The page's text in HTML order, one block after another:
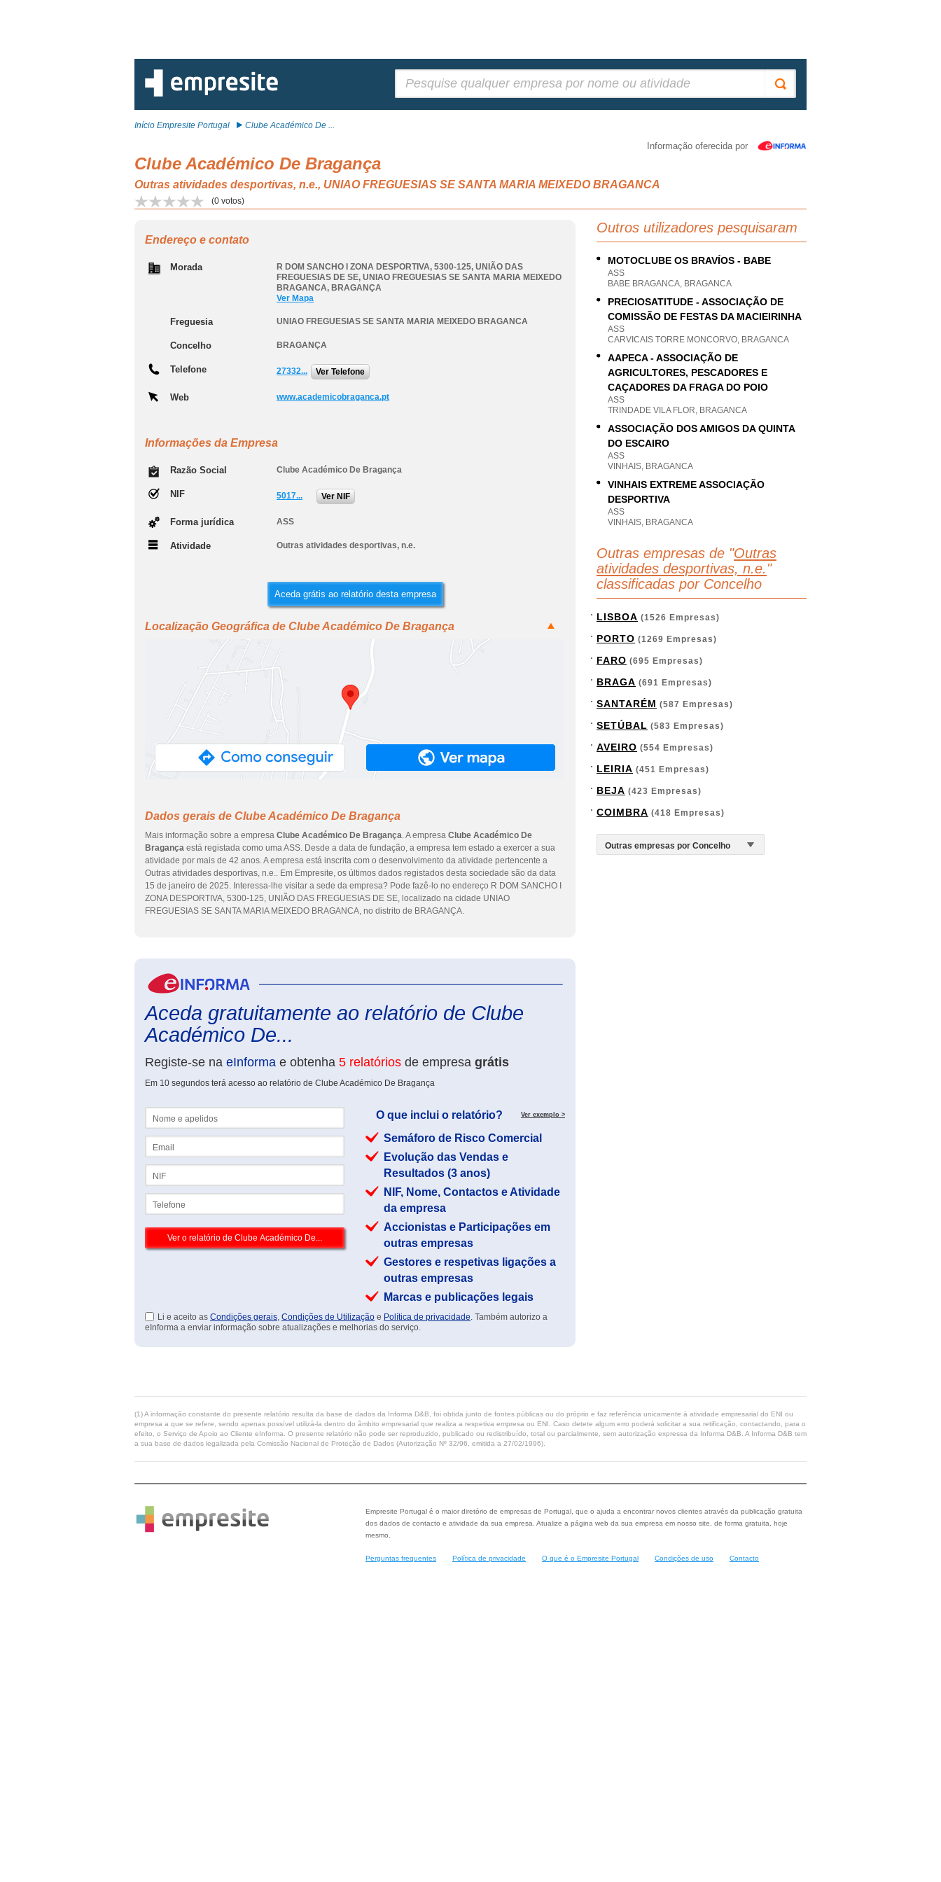
Início Empresite Portugal Clube Académico De ...
Informação oferecida por
Clube Académico De Bragança
Outras atividades desportivas, n.e., UNIAO FREGUESIAS SE SANTA MARIA MEIXEDO BRAGANCA
(0 votos)
Endereço e contato
Morada
R DOM SANCHO I ZONA DESPORTIVA, 5300-125, UNIÃO DAS
FREGUESIAS DE SE, UNIAO FREGUESIAS SE SANTA MARIA MEIXEDO
BRAGANCA, BRAGANÇA
Ver Mapa
Freguesia UNIAO FREGUESIAS SE SANTA MARIA MEIXEDO BRAGANCA
Concelho BRAGANÇA
Telefone 27332... Ver Telefone
Web www.academicobraganca.pt
Informações da Empresa
Razão Social Clube Académico De Bragança
NIF 5017... Ver NIF
Forma jurídica ASS
Atividade Outras atividades desportivas, n.e.
Aceda grátis ao relatório desta empresa
Localização Geográfica de Clube Académico De Bragança
Dados gerais de Clube Académico De Bragança
Mais informação sobre a empresa Clube Académico De Bragança. A empresa Clube Académico De
Bragança está registada como uma ASS. Desde a data de fundação, a empresa tem estado a exercer a sua
atividade por mais de 42 anos. A empresa está inscrita com o desenvolvimento da atividade pertencente a
Outras atividades desportivas, n.e.. Em Empresite, os últimos dados registados desta sociedade são da data
15 de janeiro de 2025. Interessa-lhe visitar a sede da empresa? Pode fazê-lo no endereço R DOM SANCHO I
ZONA DESPORTIVA, 5300-125, UNIÃO DAS FREGUESIAS DE SE, localizado na cidade UNIAO
FREGUESIAS SE SANTA MARIA MEIXEDO BRAGANCA, no distrito de BRAGANÇA.
Aceda gratuitamente ao relatório de Clube
Académico De...
Registe-se na eInforma e obtenha 5 relatórios de empresa grátis
Em 10 segundos terá acesso ao relatório de Clube Académico De Bragança
O que inclui o relatório? Ver exemplo >
Semáforo de Risco Comercial
Evolução das Vendas e
Resultados (3 anos)
NIF, Nome, Contactos e Atividade
da empresa
Accionistas e Participações em
outras empresas
Gestores e respetivas ligações a
outras empresas
Marcas e publicações legais
Li e aceito as Condições gerais, Condições de Utilização e Política de privacidade. Também autorizo a
eInforma a enviar informação sobre atualizações e melhorias do serviço.
Outros utilizadores pesquisaram
MOTOCLUBE OS BRAVÍOS - BABE
ASS
BABE BRAGANCA, BRAGANCA
PRECIOSATITUDE - ASSOCIAÇÃO DE
COMISSÃO DE FESTAS DA MACIEIRINHA
ASS
CARVICAIS TORRE MONCORVO, BRAGANCA
AAPECA - ASSOCIAÇÃO DE
AGRICULTORES, PESCADORES E
CAÇADORES DA FRAGA DO POIO
ASS
TRINDADE VILA FLOR, BRAGANCA
ASSOCIAÇÃO DOS AMIGOS DA QUINTA
DO ESCAIRO
ASS
VINHAIS, BRAGANCA
VINHAIS EXTREME ASSOCIAÇÃO
DESPORTIVA
ASS
VINHAIS, BRAGANCA
Outras empresas de "Outras
atividades desportivas, n.e. "
classificadas por Concelho
LISBOA (1526 Empresas)
PORTO (1269 Empresas)
FARO (695 Empresas)
BRAGA (691 Empresas)
SANTARÉM (587 Empresas)
SETÚBAL (583 Empresas)
AVEIRO (554 Empresas)
LEIRIA (451 Empresas)
BEJA (423 Empresas)
COIMBRA (418 Empresas)
(1) A informação constante do presente relatório resulta da base de dados da Informa D&B, foi obtida junto de fontes públicas ou do próprio e faz referência unicamente à atividade empresarial do ENI ou
empresa a que se refere, sendo apenas possível utilizá-la dentro do âmbito empresarial que realiza a respetiva empresa ou ENI. Caso detete algum erro poderá solicitar a sua retificação, contactando, para o
efeito, o Serviço de Apoio ao Cliente eInforma. O presente relatório não pode ser reproduzido, publicado ou redistribuído, total ou parcialmente, sem autorização expressa da Informa D&B. A Informa D&B tem
a sua base de dados legalizada pela Comissão Nacional de Proteção de Dados (Autorização Nº 32/96, emitida a 27/02/1996).
Empresite Portugal é o maior diretório de empresas de Portugal, que o ajuda a encontrar novos clientes através da publicação gratuita
dos dados de contacto e atividade da sua empresa. Atualize a página web da sua empresa em nosso site, de forma gratuita, hoje
mesmo.
Perguntas frequentes Política de privacidade O que é o Empresite Portugal Condições de uso Contacto